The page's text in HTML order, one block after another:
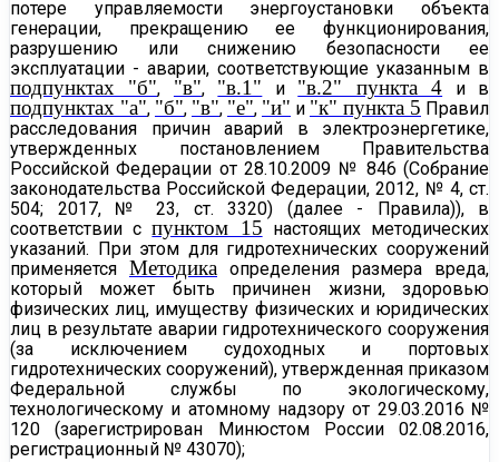
потере управляемости энергоустановки объекта
генерации, прекращению ее функционирования,
разрушению или снижению безопасности ее
эксплуатации - аварии, соответствующие указанным в
подпунктах "б", "в", "в.1" и "в.2" пункта 4 и в
подпунктах "а", "б", "в", "е", "и" и "к" пункта 5 Правил
расследования причин аварий в электроэнергетике,
утвержденных постановлением Правительства
Российской Федерации от 28.10.2009 № 846 (Собрание
законодательства Российской Федерации, 2012, № 4, ст.
504; 2017, № 23, ст. 3320) (далее - Правила)), в
соответствии спунктом 15 настоящих методических
указаний. При этом для гидротехнических сооружений
применяется Методика определения размера вреда,
который может быть причинен жизни, здоровью
физических лиц, имуществу физических и юридических
лиц в результате аварии гидротехнического сооружения
(за исключением судоходных и портовых
гидротехнических сооружений), утвержденная приказом
Федеральной службы по экологическому,
технологическому и атомному надзору от 29.03.2016 №
120 (зарегистрирован Минюстом России 02.08.2016,
регистрационный № 43070);